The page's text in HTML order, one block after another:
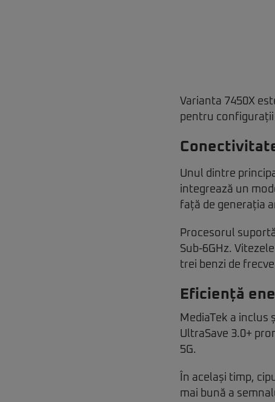
Varianta 7450X
pentru configurații
Unul dintre
integrează un
față de generația
Procesorul
Sub-6GHz.
trei benzi de
Eficiență
MediaTek a
UltraSave 3.0+
5G.
În același timp,
mai bună a